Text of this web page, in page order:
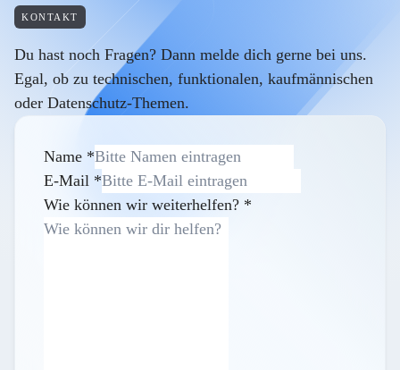
KONTAKT
Du hast noch Fragen? Dann melde dich gerne bei uns.
Egal, ob zu technischen, funktionalen, kaufmännischen
oder Datenschutz-Themen.
Name *
E-Mail *
Wie können wir weiterhelfen? *